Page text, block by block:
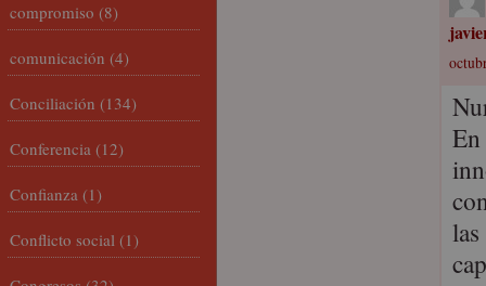
compromiso (8)
comunicación (4)
Conciliación (134)
Conferencia (12)
Confianza (1)
Conflicto social (1)